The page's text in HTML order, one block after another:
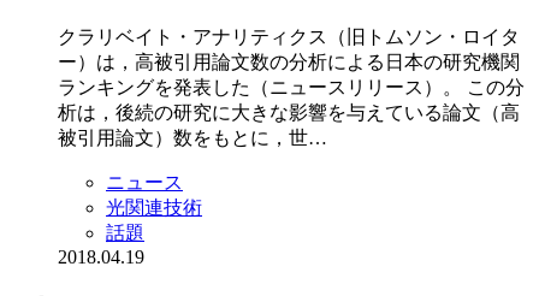
クラリベイト・アナリティクス（旧トムソン・ロイタ
ー）は，高被引用論文数の分析による日本の研究機関
ランキングを発表した（ニュースリリース）。 この分
析は，後続の研究に大きな影響を与えている論文（高
被引用論文）数をもとに，世…
ニュース
光関連技術
話題
2018.04.19